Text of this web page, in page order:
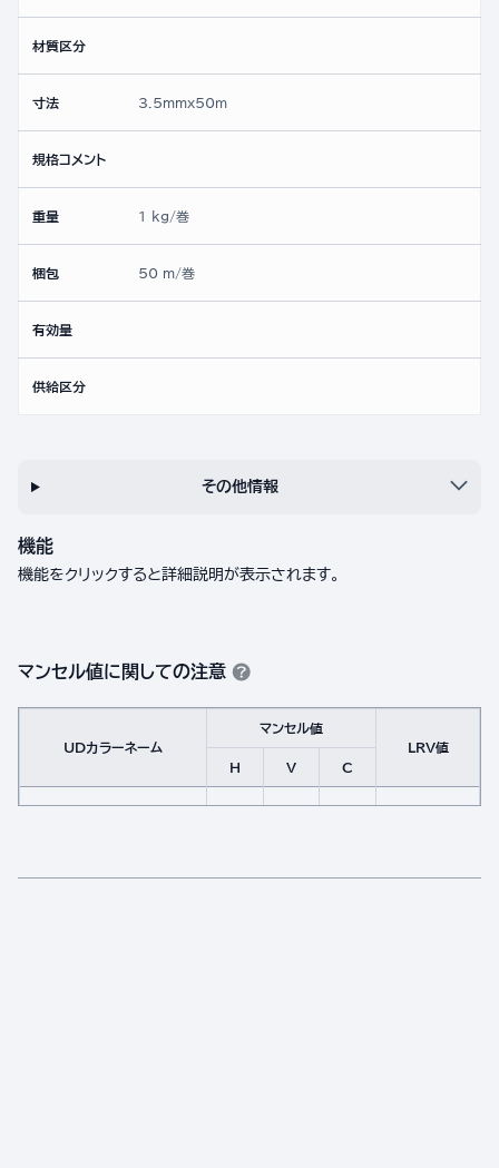
材質区分
寸法 3.5mmx50ｍ
規格コメント
重量 1 kg/巻
梱包 50 m/巻
有効量
供給区分
その他情報
機能
機能をクリックすると詳細説明が表示されます。
マンセル値に関しての注意
UDカラーネーム
マンセル値
LRV値
H
V C